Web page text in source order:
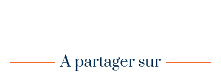
A partager sur